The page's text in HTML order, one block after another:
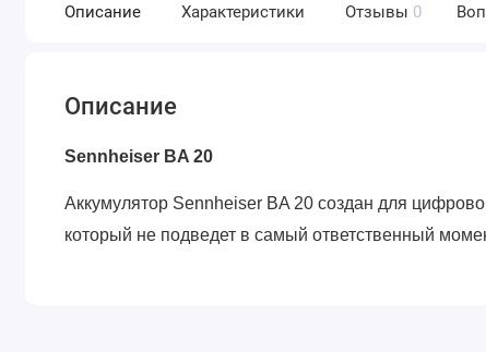
Описание Характеристики Отзывы 0
Описание
Sennheiser BA 20
Аккумулятор Sennheiser BA 20 создан для
который не подведет в самый ответственный